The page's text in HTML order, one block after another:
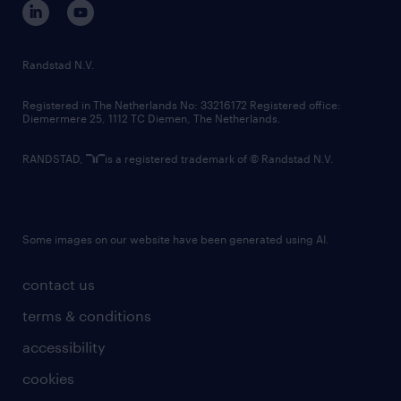
randstad innovation fund
country websites
contact us
terms & conditions
accessibility
cookies
Randstad N.V.
Registered in The Netherlands No: 33216172 Registered office:
Diemermere 25, 1112 TC Diemen, The Netherlands.
RANDSTAD, is a registered trademark of © Randstad N.V.
Some images on our website have been generated using AI.